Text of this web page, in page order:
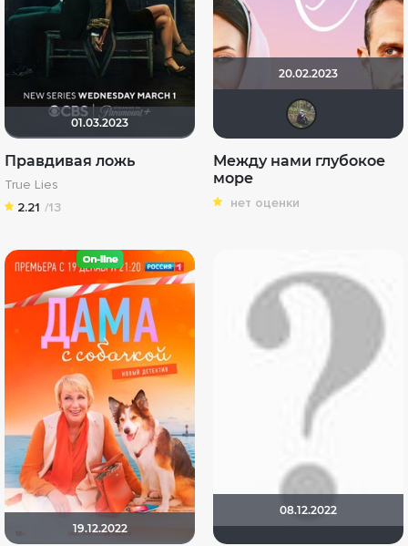
01.03.2023
Правдивая ложь
True Lies
2.21 /13
20.02.2023
Между нами глубокое
море
нет оценки
19.12.2022
08.12.2022